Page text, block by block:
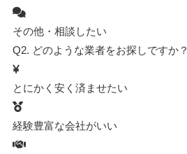
その他・相談したい
Q2. どのような業者をお探しですか？
とにかく安く済ませたい
経験豊富な会社がいい